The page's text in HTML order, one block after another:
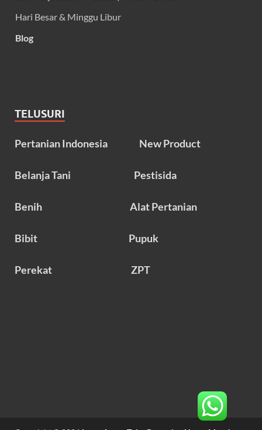
Hari Besar & Minggu Libur
Blog
TELUSURI
Pertanian Indonesia New Product
Belanja Tani Pestisida
Benih Alat Pertanian
Bibit Pupuk
Perekat ZPT